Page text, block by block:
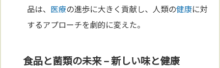
品は、 医療の進歩に大きく貢献し、人類の健康に対
するアプローチを劇的に変えた。
食品と菌類の未来 – 新しい味と健康